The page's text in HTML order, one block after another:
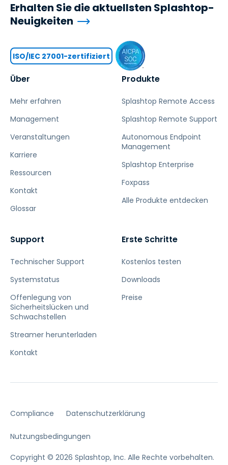
Über
Mehr erfahren
Management
Veranstaltungen
Karriere
Ressourcen
Kontakt
Glossar
Produkte
Splashtop Remote Access
Splashtop Remote Support
Autonomous Endpoint
Management
Splashtop Enterprise
Foxpass
Alle Produkte entdecken
Support
Technischer Support
Systemstatus
Offenlegung von
Sicherheitslücken und
Schwachstellen
Streamer herunterladen
Kontakt
Erste Schritte
Kostenlos testen
Downloads
Preise
Erhalten Sie die aktuellsten Splashtop-
Neuigkeiten
ISO/IEC 27001-zertifiziert
Compliance Datenschutzerklärung
Nutzungsbedingungen
Copyright © 2026 Splashtop, Inc. Alle Rechte vorbehalten.